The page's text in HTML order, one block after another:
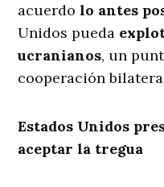
acuerdolo antes
Unidos pueda
ucranianos, un
cooperación
Estados Unidos
aceptar la tregua